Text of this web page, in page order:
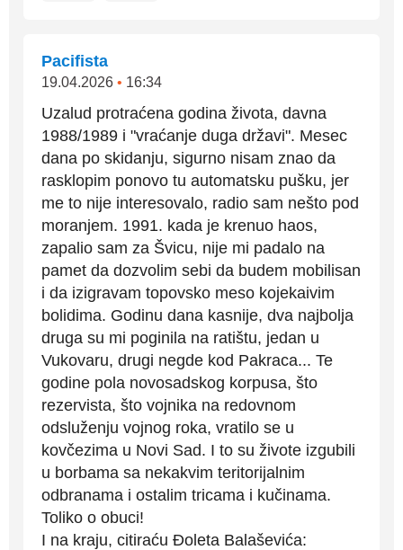
Pacifista
19.04.2026 • 16:34
Uzalud protraćena godina života, davna
1988/1989 i "vraćanje duga državi". Mesec
dana po skidanju, sigurno nisam znao da
rasklopim ponovo tu automatsku pušku, jer
me to nije interesovalo, radio sam nešto pod
moranjem. 1991. kada je krenuo haos,
zapalio sam za Švicu, nije mi padalo na
pamet da dozvolim sebi da budem mobilisan
i da izigravam topovsko meso kojekaivim
bolidima. Godinu dana kasnije, dva najbolja
druga su mi poginila na ratištu, jedan u
Vukovaru, drugi negde kod Pakraca... Te
godine pola novosadskog korpusa, što
rezervista, što vojnika na redovnom
odsluženju vojnog roka, vratilo se u
kovčezima u Novi Sad. I to su živote izgubili
u borbama sa nekakvim teritorijalnim
odbranama i ostalim tricama i kučinama.
Toliko o obuci!
I na kraju, citiraću Đoleta Balaševića: